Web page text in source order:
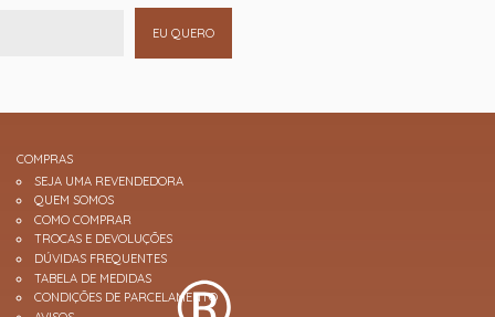
EU QUERO
COMPRAS
SEJA UMA REVENDEDORA
QUEM SOMOS
COMO COMPRAR
TROCAS E DEVOLUÇÕES
DÚVIDAS FREQUENTES
TABELA DE MEDIDAS
CONDIÇÕES DE PARCELAMENTO